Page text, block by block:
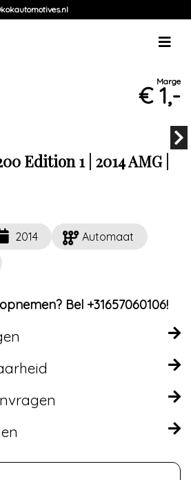
Marge
€ 1,-
Edition 1 | 2014 AMG |
2014
Automaat
Bel +31657060106!